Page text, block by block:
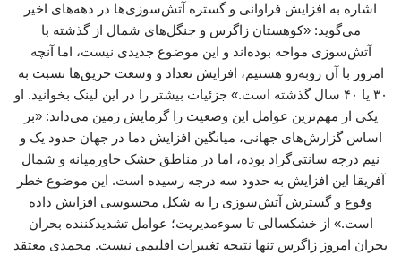
اشاره به افزایش فراوانی و گستره آتش‌سوزی‌ها در دهه‌های اخیر
می‌گوید: «کوهستان زاگرس و جنگل‌های شمال از گذشته با
آتش‌سوزی مواجه بوده‌اند و این موضوع جدیدی نیست، اما آنچه
امروز با آن روبه‌رو هستیم، افزایش تعداد و وسعت حریق‌ها نسبت به
۳۰ یا ۴۰ سال گذشته است.» جزئیات بیشتر را در این لینک بخوانید. او
یکی از مهم‌ترین عوامل این وضعیت را گرمایش زمین می‌داند: «بر
اساس گزارش‌های جهانی، میانگین افزایش دما در جهان حدود یک و
نیم درجه سانتی‌گراد بوده، اما در مناطق خشک خاورمیانه و شمال
آفریقا این افزایش به حدود سه درجه رسیده است. این موضوع خطر
وقوع و گسترش آتش‌سوزی را به شکل محسوسی افزایش داده
است.» از خشکسالی تا سوءمدیریت؛ عوامل تشدیدکننده بحران
بحران امروز زاگرس تنها نتیجه تغییرات اقلیمی نیست. محمدی معتقد